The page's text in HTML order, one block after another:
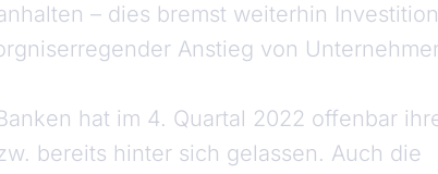
– dies bremst weiterhin
Anstieg von
hat im 4. Quartal 2022 offenbar
bereits hinter sich gelassen. Auch die